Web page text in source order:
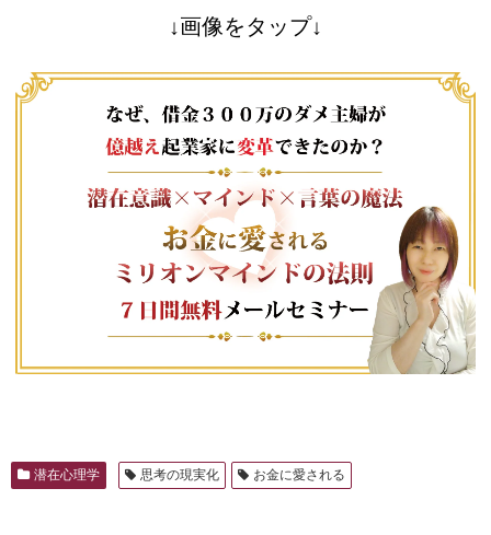
↓画像をタップ↓
潜在心理学 思考の現実化 お金に愛される